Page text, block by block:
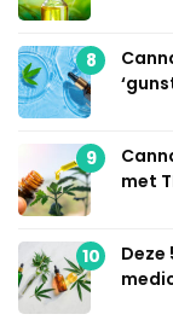
8
9
met
10